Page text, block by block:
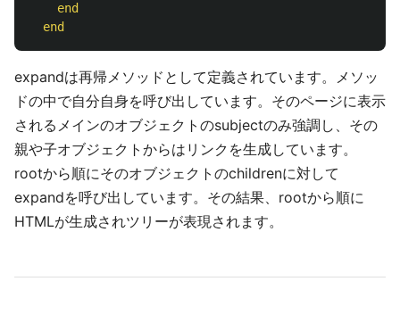
end
end
expandは再帰メソッドとして定義されています。メソッ
ドの中で自分自身を呼び出しています。そのページに表示
されるメインのオブジェクトのsubjectのみ強調し、その
親や子オブジェクトからはリンクを生成しています。
rootから順にそのオブジェクトのchildrenに対して
expandを呼び出しています。その結果、rootから順に
HTMLが生成されツリーが表現されます。